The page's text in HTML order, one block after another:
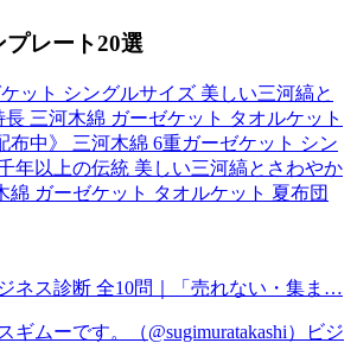
レート20選
ット シングルサイズ 美しい三河縞と
三河木綿 ガーゼケット タオルケット
布中》 三河木綿 6重ガーゼケット シン
年以上の伝統 美しい三河縞とさわやか
綿 ガーゼケット タオルケット 夏布団
ネス診断 全10問｜「売れない・集ま…
ギムーです。（@sugimuratakashi）ビジ